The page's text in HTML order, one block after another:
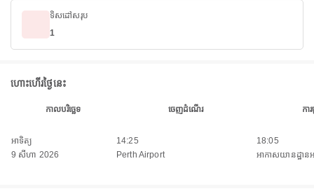
ទិសដៅសរុប
1
ហោះហើរថ្ងៃនេះ
កាលបរិច្ឆេទ ចេញដំណើរ កា
អាទិត្យ
9 សីហា 2026
14:25
Perth Airport
18:05
អាកាសយានដ្ឋានអ